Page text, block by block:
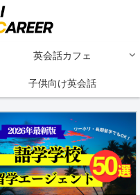
英会話カフェ
子供向け英会話